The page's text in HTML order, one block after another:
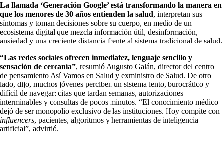
La llamada ‘Generación Google’ está transformando la manera en
que los menores de 30 años entienden la salud, interpretan sus
síntomas y toman decisiones sobre su cuerpo, en medio de un
ecosistema digital que mezcla información útil, desinformación,
ansiedad y una creciente distancia frente al sistema tradicional de salud.
“Las redes sociales ofrecen inmediatez, lenguaje sencillo y
sensación de cercanía”, resumió Augusto Galán, director del centro
de pensamiento Así Vamos en Salud y exministro de Salud. De otro
lado, dijo, muchos jóvenes perciben un sistema lento, burocrático y
difícil de navegar: citas que tardan semanas, autorizaciones
interminables y consultas de pocos minutos. “El conocimiento médico
dejó de ser monopolio exclusivo de las instituciones. Hoy compite con
influencers, pacientes, algoritmos y herramientas de inteligencia
artificial”, advirtió.